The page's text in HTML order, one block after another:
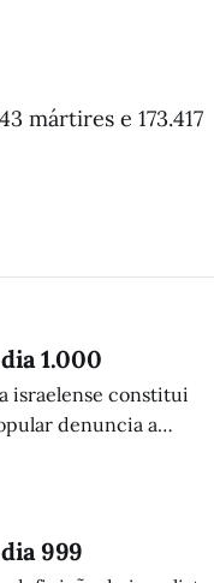
mártires e 173.417
1.000
israelense constitui
denuncia a
humanitária.
999